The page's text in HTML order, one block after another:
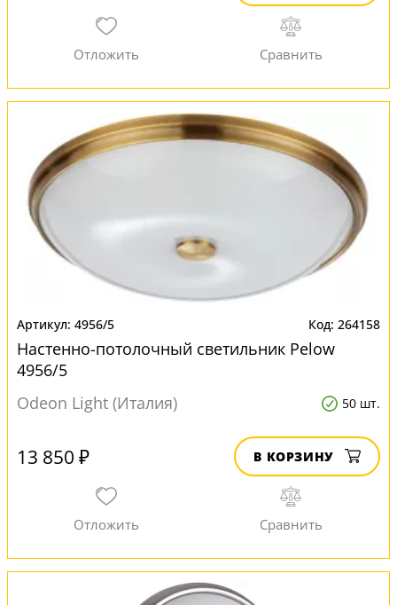
4956/5 264158
Настенно-потолочный светильник Pelow
4956/5
Odeon Light (Италия)
50 шт.
13 850 ₽ В КОРЗИНУ